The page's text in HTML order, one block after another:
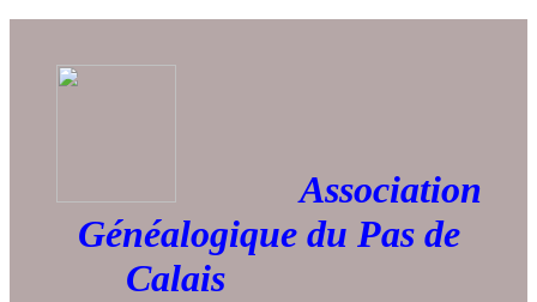
Association
Généalogique du Pas de
Calais